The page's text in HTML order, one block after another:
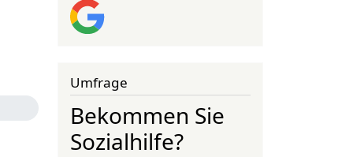
Umfrage
Bekommen Sie
Sozialhilfe?